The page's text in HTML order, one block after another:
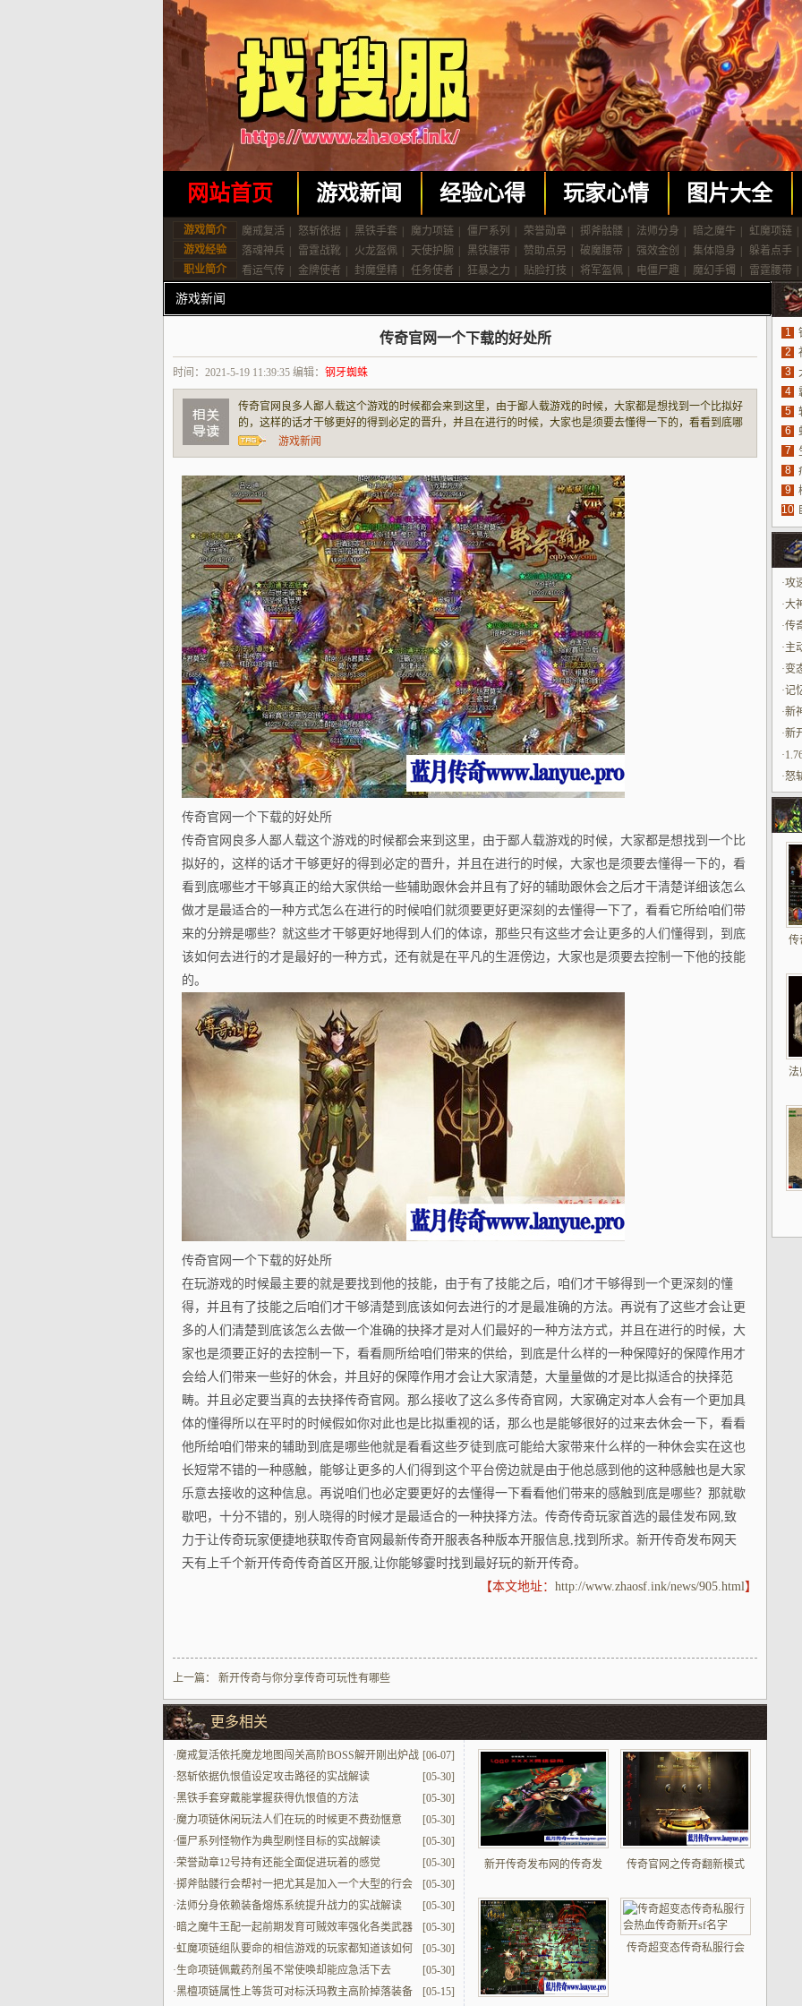
网站首页 游戏新闻 经验心得 玩家心情 图片大全
游戏简介 魔戒复活 怒斩依据 黑铁手套 魔力项链 僵尸系列 荣誉勋章 掷斧骷髅 法师分身 暗之魔牛 虹魔项链
游戏经验
落魂神兵 雷霆战靴 火龙盔佩 天使护腕 黑铁腰带 赞助点另 破魔腰带 强效金创 集体隐身 躲着点手
职业简介
看运气传 金牌使者 封魔堡精 任务使者 狂暴之力 贴脸打技 将军盔佩 电僵尸趣 魔幻手镯 雷霆腰带
游戏新闻
传奇官网一个下载的好处所
时间：2021-5-19 11:39:35 编辑： 钢牙蜘蛛
传奇官网良多人鄙人载这个游戏的时候都会来到这里，由于鄙人载游戏的时候，大家都是想找到一个比拟好
的，这样的话才干够更好的得到必定的晋升，并且在进行的时候，大家也是须要去懂得一下的，看看到底哪
些才干够真正的给大家供给一些辅助跟休会并且有了好的辅助跟休会之后才干清楚详细该怎么做才是最适合
的一种方式怎么在进行的时候咱们就须要更好
游戏新闻
传奇官网一个下载的好处所
传奇官网良多人鄙人载这个游戏的时候都会来到这里，由于鄙人载游戏的时候，大家都是想找到一个比
拟好的，这样的话才干够更好的得到必定的晋升，并且在进行的时候，大家也是须要去懂得一下的，看
看到底哪些才干够真正的给大家供给一些辅助跟休会并且有了好的辅助跟休会之后才干清楚详细该怎么
做才是最适合的一种方式怎么在进行的时候咱们就须要更好更深刻的去懂得一下了，看看它所给咱们带
来的分辨是哪些？就这些才干够更好地得到人们的体谅，那些只有这些才会让更多的人们懂得到，到底
该如何去进行的才是最好的一种方式，还有就是在平凡的生涯傍边，大家也是须要去控制一下他的技能
的。
传奇官网一个下载的好处所
在玩游戏的时候最主要的就是要找到他的技能，由于有了技能之后，咱们才干够得到一个更深刻的懂
得，并且有了技能之后咱们才干够清楚到底该如何去进行的才是最准确的方法。再说有了这些才会让更
多的人们清楚到底该怎么去做一个准确的抉择才是对人们最好的一种方法方式，并且在进行的时候，大
家也是须要正好的去控制一下，看看厕所给咱们带来的供给，到底是什么样的一种保障好的保障作用才
会给人们带来一些好的休会，并且好的保障作用才会让大家清楚，大量量做的才是比拟适合的抉择范
畴。并且必定要当真的去抉择传奇官网。那么接收了这么多传奇官网，大家确定对本人会有一个更加具
体的懂得所以在平时的时候假如你对此也是比拟重视的话，那么也是能够很好的过来去休会一下，看看
他所给咱们带来的辅助到底是哪些他就是看看这些歹徒到底可能给大家带来什么样的一种休会实在这也
长短常不错的一种感触，能够让更多的人们得到这个平台傍边就是由于他总感到他的这种感触也是大家
乐意去接收的这种信息。再说咱们也必定要更好的去懂得一下看看他们带来的感触到底是哪些？那就歇
歇吧，十分不错的，别人晓得的时候才是最适合的一种抉择方法。传奇传奇玩家首选的最佳发布网,致
力于让传奇玩家便捷地获取传奇官网最新传奇开服表各种版本开服信息,找到所求。新开传奇发布网天
天有上千个新开传奇传奇首区开服,让你能够霎时找到最好玩的新开传奇。
【本文地址： http://www.zhaosf.ink/news/905.html】
上一篇： 新开传奇与你分享传奇可玩性有哪些
更多相关
[06-07]
·魔戒复活依托魔龙地图闯关高阶BOSS解开刚出炉战
力
[05-30]
·怒斩依据仇恨值设定攻击路径的实战解读
[05-30]
·黑铁手套穿戴能掌握获得仇恨值的方法
[05-30]
·魔力项链休闲玩法人们在玩的时候更不费劲惬意
[05-30]
·僵尸系列怪物作为典型刷怪目标的实战解读
[05-30]
·荣誉勋章12号持有还能全面促进玩着的感觉
[05-30]
·掷斧骷髅行会帮衬一把尤其是加入一个大型的行会
更实打实好用
[05-30]
·法师分身依赖装备熔炼系统提升战力的实战解读
[05-30]
·暗之魔牛王配一起前期发育可贼效率强化各类武器
[05-30]
·虹魔项链组队要命的相信游戏的玩家都知道该如何
组建队伍
[05-30]
·生命项链佩戴药剂虽不常使唤却能应急活下去
[05-15]
·黑檀项链属性上等货可对标沃玛教主高阶掉落装备
新开传奇发布网的传奇发 传奇官网之传奇翻新模式
传奇超变态传奇私服行会
1
2
3
法
4
5
具
6
源
7
8
9
玩
10
·攻
·大
·传
·主
·变
·记
·新
·新
训
·
·怒
传
法